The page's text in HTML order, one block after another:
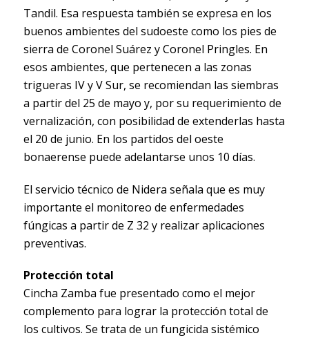
Tandil. Esa respuesta también se expresa en los
buenos ambientes del sudoeste como los pies de
sierra de Coronel Suárez y Coronel Pringles. En
esos ambientes, que pertenecen a las zonas
trigueras IV y V Sur, se recomiendan las siembras
a partir del 25 de mayo y, por su requerimiento de
vernalización, con posibilidad de extenderlas hasta
el 20 de junio. En los partidos del oeste
bonaerense puede adelantarse unos 10 días.
El servicio técnico de Nidera señala que es muy
importante el monitoreo de enfermedades
fúngicas a partir de Z 32 y realizar aplicaciones
preventivas.
Protección total
Cincha Zamba fue presentado como el mejor
complemento para lograr la protección total de
los cultivos. Se trata de un fungicida sistémico